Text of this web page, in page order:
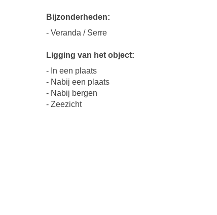
Bijzonderheden:
- Veranda / Serre
Ligging van het object:
- In een plaats
- Nabij een plaats
- Nabij bergen
- Zeezicht